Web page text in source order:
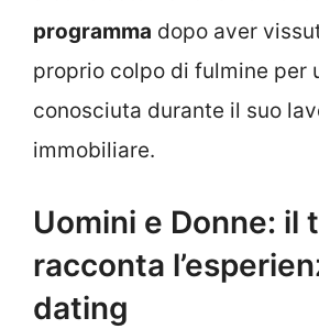
programma dopo aver
proprio colpo di fulmine per
conosciuta durante il suo
immobiliare.
Uomini e Donne: il
racconta
dating